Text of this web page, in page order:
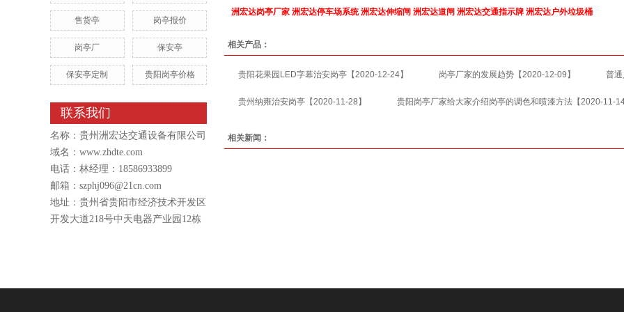
售货亭 岗亭报价
岗亭厂 保安亭
保安亭定制 贵阳岗亭价格
联系我们
名称：贵州洲宏达交通设备有限公司
域名： www.zhdte.com
电话：林经理：18586933899
邮箱：szphj096@21cn.com
地址：贵州省贵阳市经济技术开发区
开发大道218号中天电器产业园12栋
洲宏达岗亭厂家 洲宏达停车场系统 洲宏达伸缩闸 洲宏达道闸 洲宏达交通指示牌 洲宏达户外垃圾桶
相关产品：
贵阳花果园LED字幕治安岗亭 【2020-12-24】 岗亭厂家的发展趋势 【2020-12-09】 普
贵州纳雍治安岗亭 【2020-11-28】 贵阳岗亭厂家给大家介绍岗亭的调色和喷漆方法 【2020-
相关新闻：